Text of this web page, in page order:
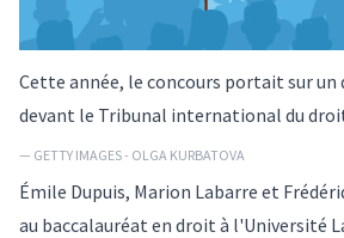
Cette année, le concours portait sur un
devant le Tribunal international du
— GETTY IMAGES - OLGA KURBATOVA
Émile Dupuis, Marion Labarre et
au baccalauréat en droit à l'Université